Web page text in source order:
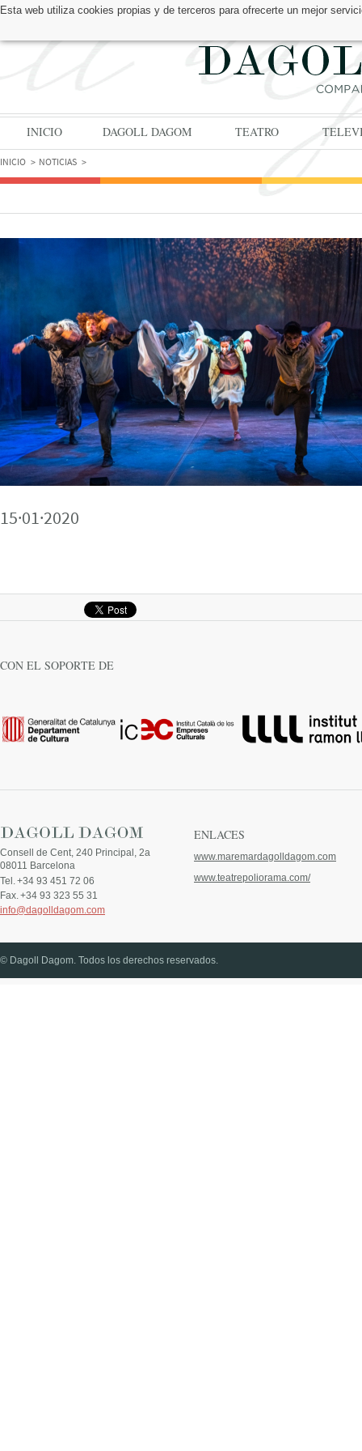
Esta web utiliza cookies propias y de terceros para ofrecerte un mejor
ENCUÉNTRANOS EN:
INICIO DAGOLL DAGOM TEATRO
INICIO NOTICIAS
15·01·2020
CON EL SOPORTE DE
Consell de Cent, 240 Principal, 2a
08011 Barcelona
Tel. +34 93 451 72 06
Fax. +34 93 323 55 31
info@dagolldagom.com
ENLACES
www.maremardagolldagom.com
www.teatrepoliorama.com/
© Dagoll Dagom. Todos los derechos reservados.